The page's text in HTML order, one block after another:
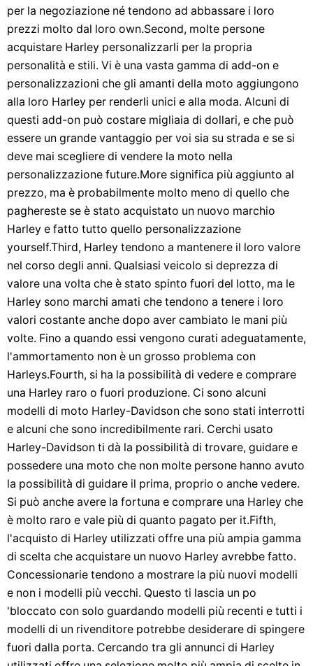
per la negoziazione né tendono ad abbassare i loro
prezzi molto dal loro own.Second, molte persone
acquistare Harley personalizzarli per la propria
personalità e stili. Vi è una vasta gamma di add-on e
personalizzazioni che gli amanti della moto aggiungono
alla loro Harley per renderli unici e alla moda. Alcuni di
questi add-on può costare migliaia di dollari, e che può
essere un grande vantaggio per voi sia su strada e se si
deve mai scegliere di vendere la moto nella
personalizzazione future.More significa più aggiunto al
prezzo, ma è probabilmente molto meno di quello che
paghereste se è stato acquistato un nuovo marchio
Harley e fatto tutto quello personalizzazione
yourself.Third, Harley tendono a mantenere il loro valore
nel corso degli anni. Qualsiasi veicolo si deprezza di
valore una volta che è stato spinto fuori del lotto, ma le
Harley sono marchi amati che tendono a tenere i loro
valori costante anche dopo aver cambiato le mani più
volte. Fino a quando essi vengono curati adeguatamente,
l'ammortamento non è un grosso problema con
Harleys.Fourth, si ha la possibilità di vedere e comprare
una Harley raro o fuori produzione. Ci sono alcuni
modelli di moto Harley-Davidson che sono stati interrotti
e alcuni che sono incredibilmente rari. Cerchi usato
Harley-Davidson ti dà la possibilità di trovare, guidare e
possedere una moto che non molte persone hanno avuto
la possibilità di guidare il prima, proprio o anche vedere.
Si può anche avere la fortuna e comprare una Harley che
è molto raro e vale più di quanto pagato per it.Fifth,
l'acquisto di Harley utilizzati offre una più ampia gamma
di scelta che acquistare un nuovo Harley avrebbe fatto.
Concessionarie tendono a mostrare la più nuovi modelli
e non i modelli più vecchi. Questo ti lascia un po
'bloccato con solo guardando modelli più recenti e tutti i
modelli di un rivenditore potrebbe desiderare di spingere
fuori dalla porta. Cercando tra gli annunci di Harley